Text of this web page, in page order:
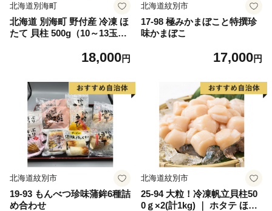
北海道別海町
北海道 別海町 野付産 冷凍 ほ
たて 貝柱 500g（10～13玉前
18,000円
北海道紋別市
17-98 極みかまぼこと特撰珍
味かまぼこ
17,000円
北海道紋別市
19-93 もんべつ珍味蒲鉾6種詰
め合わせ
北海道紋別市
25-94 大粒！冷凍帆立貝柱50
0ｇ×2(計1kg) ｜ ホタテ ほた